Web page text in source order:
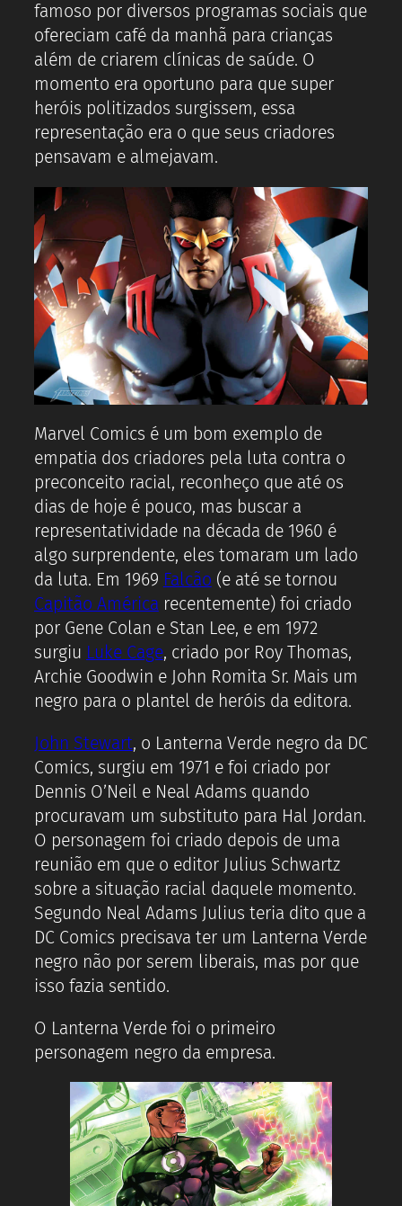
famoso por diversos programas sociais que
ofereciam café da manhã para crianças
além de criarem clínicas de saúde. O
momento era oportuno para que super
heróis politizados surgissem, essa
representação era o que seus criadores
pensavam e almejavam.
Marvel Comics é um bom exemplo de
empatia dos criadores pela luta contra o
preconceito racial, reconheço que até os
dias de hoje é pouco, mas buscar a
representatividade na década de 1960 é
algo surprendente, eles tomaram um lado
da luta. Em 1969 Falcão (e até se tornou
Capitão América recentemente) foi criado
por Gene Colan e Stan Lee, e em 1972
surgiu Luke Cage, criado por Roy Thomas,
Archie Goodwin e John Romita Sr. Mais um
negro para o plantel de heróis da editora.
John Stewart, o Lanterna Verde negro da DC
Comics, surgiu em 1971 e foi criado por
Dennis O’Neil e Neal Adams quando
procuravam um substituto para Hal Jordan.
O personagem foi criado depois de uma
reunião em que o editor Julius Schwartz
sobre a situação racial daquele momento.
Segundo Neal Adams Julius teria dito que a
DC Comics precisava ter um Lanterna Verde
negro não por serem liberais, mas por que
isso fazia sentido.
O Lanterna Verde foi o primeiro
personagem negro da empresa.